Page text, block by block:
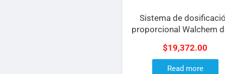
Sistema de
proporcional Walchem
$19,372.00
Read more